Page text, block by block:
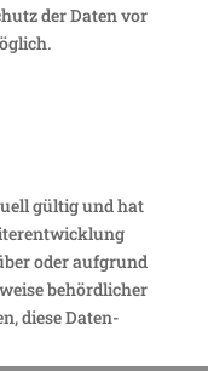
der Daten vor
gültig und hat
oder aufgrund
behörd­li­cher
diese Daten­